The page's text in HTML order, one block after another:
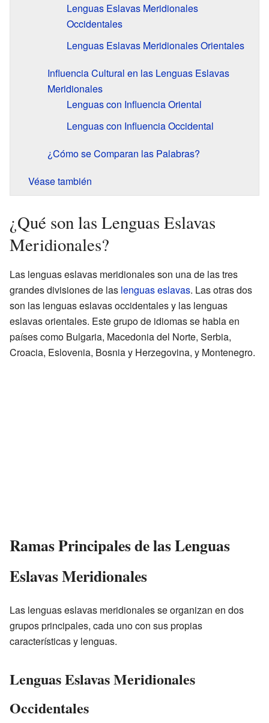
Lenguas Eslavas Meridionales
Occidentales
Lenguas Eslavas Meridionales Orientales
Influencia Cultural en las Lenguas Eslavas
Meridionales
Lenguas con Influencia Oriental
Lenguas con Influencia Occidental
¿Cómo se Comparan las Palabras?
Véase también
¿Qué son las Lenguas Eslavas
Meridionales?
Las lenguas eslavas meridionales son una de las tres
grandes divisiones de las lenguas eslavas. Las otras dos
son las lenguas eslavas occidentales y las lenguas
eslavas orientales. Este grupo de idiomas se habla en
países como Bulgaria, Macedonia del Norte, Serbia,
Croacia, Eslovenia, Bosnia y Herzegovina, y Montenegro.
Ramas Principales de las Lenguas
Eslavas Meridionales
Las lenguas eslavas meridionales se organizan en dos
grupos principales, cada uno con sus propias
características y lenguas.
Lenguas Eslavas Meridionales
Occidentales